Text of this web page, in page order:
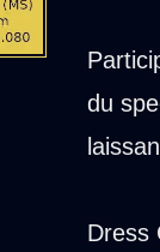
du
Dress